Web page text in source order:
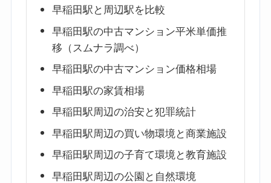
早稲田駅と周辺駅を比較
早稲田駅の中古マンション平米単価推
移（スムナラ調べ）
早稲田駅の中古マンション価格相場
早稲田駅の家賃相場
早稲田駅周辺の治安と犯罪統計
早稲田駅周辺の買い物環境と商業施設
早稲田駅周辺の子育て環境と教育施設
早稲田駅周辺の公園と自然環境